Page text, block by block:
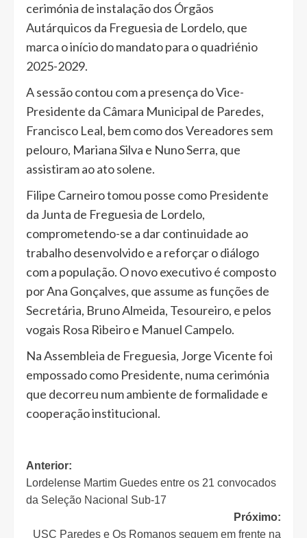
cerimónia de instalação dos Órgãos
Autárquicos da Freguesia de Lordelo, que
marca o início do mandato para o quadriénio
2025-2029.
A sessão contou com a presença do Vice-
Presidente da Câmara Municipal de Paredes,
Francisco Leal, bem como dos Vereadores sem
pelouro, Mariana Silva e Nuno Serra, que
assistiram ao ato solene.
Filipe Carneiro tomou posse como Presidente
da Junta de Freguesia de Lordelo,
comprometendo-se a dar continuidade ao
trabalho desenvolvido e a reforçar o diálogo
com a população. O novo executivo é composto
por Ana Gonçalves, que assume as funções de
Secretária, Bruno Almeida, Tesoureiro, e pelos
vogais Rosa Ribeiro e Manuel Campelo.
Na Assembleia de Freguesia, Jorge Vicente foi
empossado como Presidente, numa cerimónia
que decorreu num ambiente de formalidade e
cooperação institucional.
Navegação
de
artigos
Anterior:
Lordelense Martim Guedes entre os 21 convocados
da Seleção Nacional Sub-17
Próximo:
USC Paredes e Os Romanos seguem em frente na